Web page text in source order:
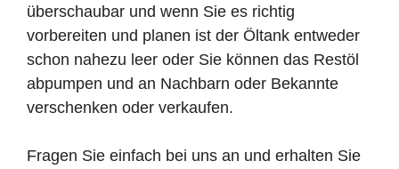
überschaubar und wenn Sie es richtig
vorbereiten und planen ist der Öltank entweder
schon nahezu leer oder Sie können das Restöl
abpumpen und an Nachbarn oder Bekannte
verschenken oder verkaufen.
Fragen Sie einfach bei uns an und erhalten Sie